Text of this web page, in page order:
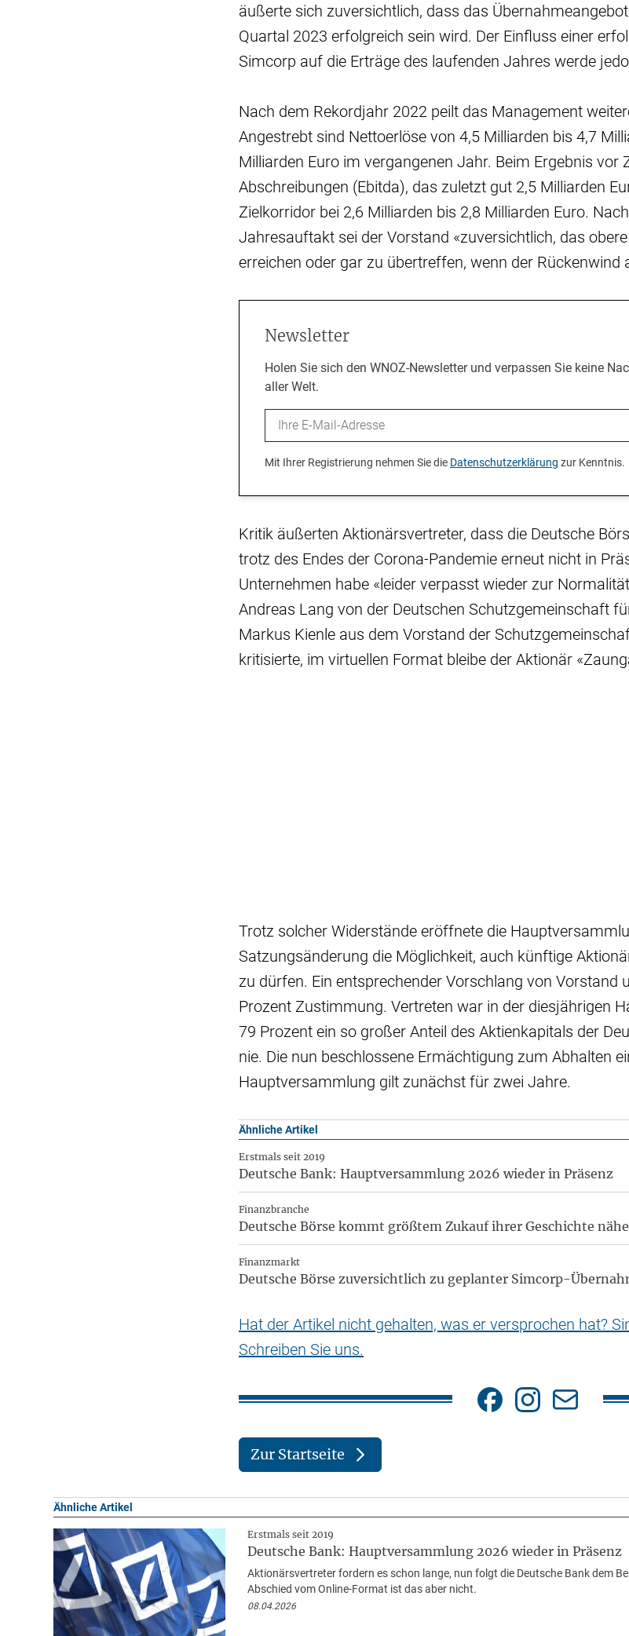
äußerte sich zuversichtlich, dass das
Quartal 2023 erfolgreich sein wird. Der Einfluss einer
Simcorp auf die Erträge des laufenden Jahres werde
Nach dem Rekordjahr 2022 peilt das Management
Angestrebt sind Nettoerlöse von 4,5 Milliarden bis 4,7
Milliarden Euro im vergangenen Jahr. Beim Ergebnis vor
Abschreibungen (Ebitda), das zuletzt gut 2,5 Milliarden
Zielkorridor bei 2,6 Milliarden bis 2,8 Milliarden Euro.
Jahresauftakt sei der Vorstand «zuversichtlich, das
erreichen oder gar zu übertreffen, wenn der Rückenwind
Newsletter
Holen Sie sich den WNOZ-Newsletter und verpassen Sie keine
aller Welt.
Email
Mit Ihrer Registrierung nehmen Sie die Datenschutzerklärung zur Kenntnis.
Kritik äußerten Aktionärsvertreter, dass die Deutsche
trotz des Endes der Corona-Pandemie erneut nicht in
Unternehmen habe «leider verpasst wieder zur
Andreas Lang von der Deutschen Schutzgemeinschaft
Markus Kienle aus dem Vorstand der
kritisierte, im virtuellen Format bleibe der Aktionär
Trotz solcher Widerstände eröffnete die
Satzungsänderung die Möglichkeit, auch künftige
zu dürfen. Ein entsprechender Vorschlang von Vorstand
Prozent Zustimmung. Vertreten war in der diesjährigen
79 Prozent ein so großer Anteil des Aktienkapitals der
nie. Die nun beschlossene Ermächtigung zum Abhalten
Hauptversammlung gilt zunächst für zwei Jahre.
Ähnliche Artikel
Erstmals seit 2019
Deutsche Bank: Hauptversammlung 2026 wieder in Präsenz
Finanzbranche
Deutsche Börse kommt größtem Zukauf ihrer Geschichte
Finanzmarkt
Deutsche Börse zuversichtlich zu geplanter Simcorp-
Hat der Artikel nicht gehalten, was er versprochen hat?
Schreiben Sie uns.
Zur Startseite
Ähnliche Artikel
Erstmals seit 2019
Deutsche Bank: Hauptversammlung 2026 wieder in Präsenz
Aktionärsvertreter fordern es schon lange, nun folgt die Deutsche Bank dem
Abschied vom Online-Format ist das aber nicht.
08.04.2026